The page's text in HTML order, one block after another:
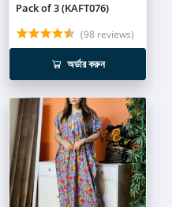
Pack of 3 (KAFT076)
(98 reviews)
অর্ডার করুন